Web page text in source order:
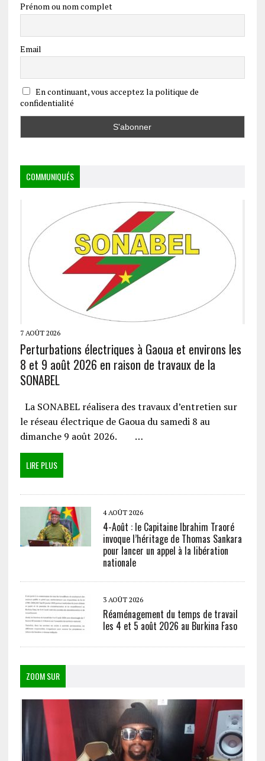
Prénom ou nom complet
Email
En continuant, vous acceptez la politique de
confidentialité
COMMUNIQUÉS
7 AOÛT 2026
Perturbations électriques à Gaoua et environs les
8 et 9 août 2026 en raison de travaux de la
SONABEL
La SONABEL réalisera des travaux d’entretien sur
le réseau électrique de Gaoua du samedi 8 au
dimanche 9 août 2026. …
LIRE PLUS
4 AOÛT 2026
4-Août : le Capitaine Ibrahim Traoré
invoque l’héritage de Thomas Sankara
pour lancer un appel à la libération
nationale
3 AOÛT 2026
Réaménagement du temps de travail
les 4 et 5 août 2026 au Burkina Faso
ZOOM SUR